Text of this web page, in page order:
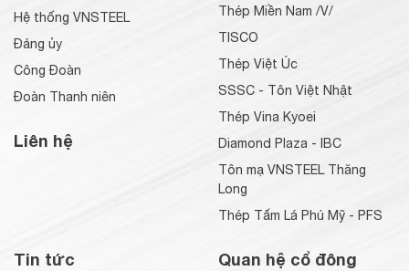
Hệ thống VNSTEEL
Đảng ủy
Công Đoàn
Đoàn Thanh niên
Liên hệ
Thép Miền Nam /V/
TISCO
Thép Việt Úc
SSSC - Tôn Việt Nhật
Thép Vina Kyoei
Diamond Plaza - IBC
Tôn mạ VNSTEEL Thăng
Long
Thép Tấm Lá Phú Mỹ - PFS
Tin tức Quan hệ cổ đông